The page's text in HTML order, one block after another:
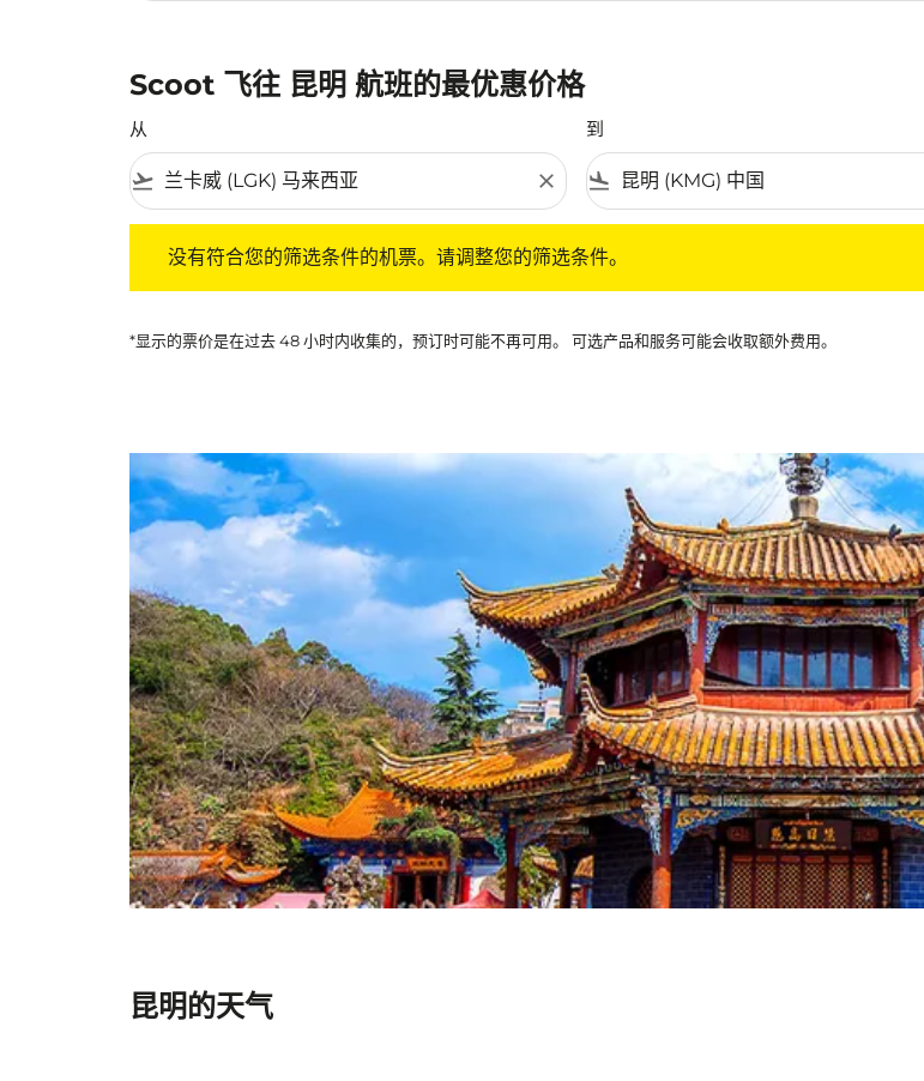
Scoot 飞往 昆明 航班的最优惠价格
从
flight_takeoff close
到
flight_land
没有符合您的筛选条件的机票。请调整您的筛选条件。
*显示的票价是在过去 48 小时内收集的，预订时可能不再可用。 可选产品和服务可能会收取额外费用。
昆明的天气